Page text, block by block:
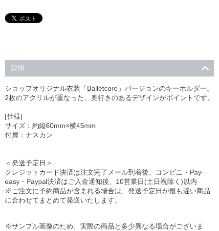
説明
ショップオリジナル衣装「Balletcore」バージョンのキーホルダー。
2枚のアクリルが重なった、奥行きのあるデザインがポイントです。
[仕様]
サイズ：約縦60mm×横45mm
付属：ナスカン
＜発送予定日＞
クレジットカード決済は注文完了メール到着後、コンビニ・Pay-
easy・Paypal決済はご入金通知後、10営業日(土日祝除く)以内
※ご注文に予約商品が含まれる場合は、発送予定日が最も遅い商品
に合わせてまとめて発送いたします。
※サンプル画像のため、実際の商品と多少異なる場合がございま